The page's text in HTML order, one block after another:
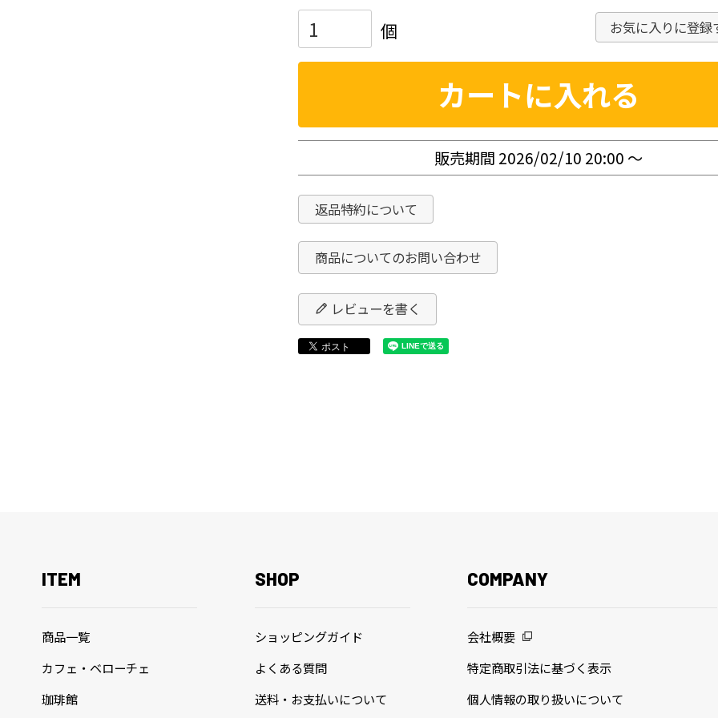
お気に入りに登録
カートに入れる
販売期間 2026/02/10 20:00 〜
返品特約について
商品についてのお問い合わせ
レビューを書く
ITEM
商品一覧
カフェ・ベローチェ
珈琲館
SHOP
ショッピングガイド
よくある質問
送料・お支払いについて
COMPANY
会社概要
特定商取引法に基づく表示
個人情報の取り扱いについて